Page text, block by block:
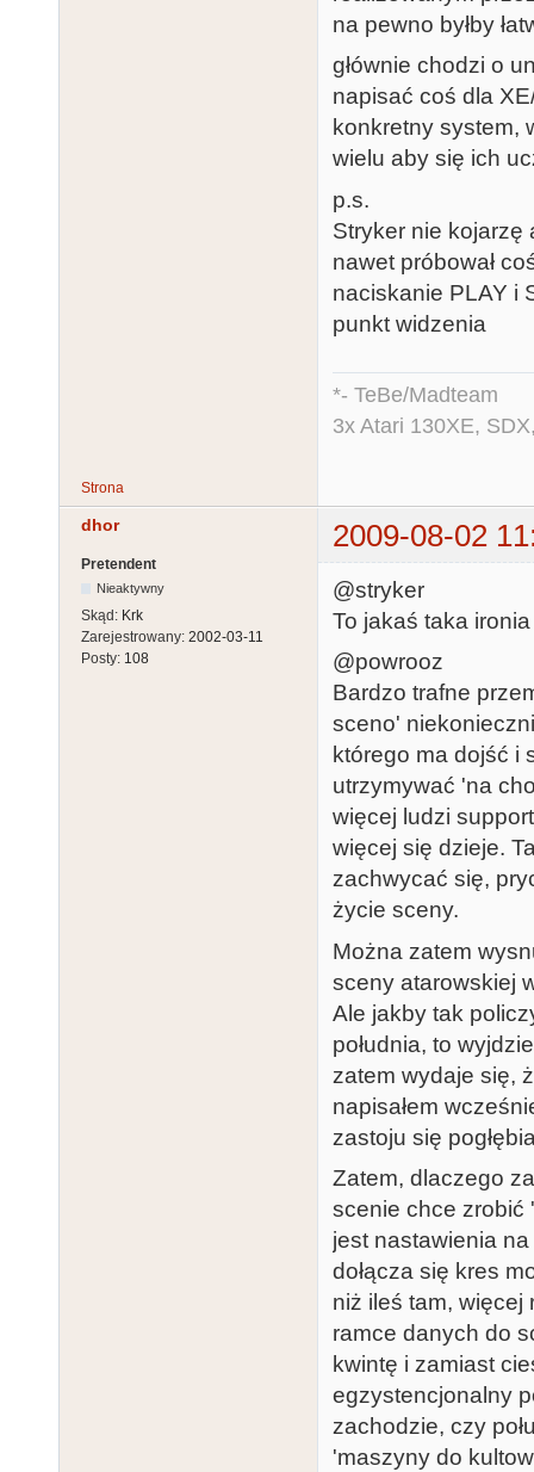
na pewno byłby
głównie chodzi o
napisać coś dla
konkretny system,
wielu aby się ich
p.s.
Stryker nie kojarzę
nawet próbował
naciskanie PLAY i
punkt widzenia
*- TeBe/Madteam
3x Atari 130XE,
Strona
dhor 2009-08-02
Pretendent
Nieaktywny
Skąd: Krk
Zarejestrowany: 2002-03-11
Posty: 108
@stryker
To jakaś taka
@powrooz
Bardzo trafne
sceno'
którego ma dojść i
utrzymywać 'na
więcej ludzi
więcej się dzieje.
zachwycać się,
życie sceny.
Można zatem
sceny atarowskiej
Ale jakby tak
południa, to
zatem wydaje się,
napisałem
zastoju się
Zatem, dlaczego
scenie chce zrobić
jest nastawienia
dołącza się kres
niż ileś tam,
ramce danych do
kwintę i zamiast
egzystencjonalny
zachodzie, czy
'maszyny do